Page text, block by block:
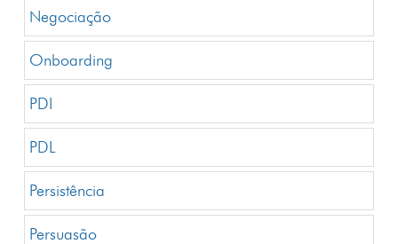
Negociação
Onboarding
PDI
PDL
Persistência
Persuasão